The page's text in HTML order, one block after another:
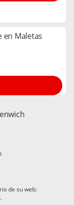
en Maletas
de su web: